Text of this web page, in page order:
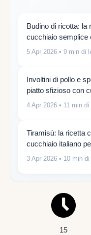
Budino di ricotta: la
cucchiaio semplice
5 Apr 2026 • 9 min di
Involtini di pollo e
piatto sfizioso con
4 Apr 2026 • 11 min
Tiramisù: la ricetta
cucchiaio italiano
3 Apr 2026 • 10 min
15